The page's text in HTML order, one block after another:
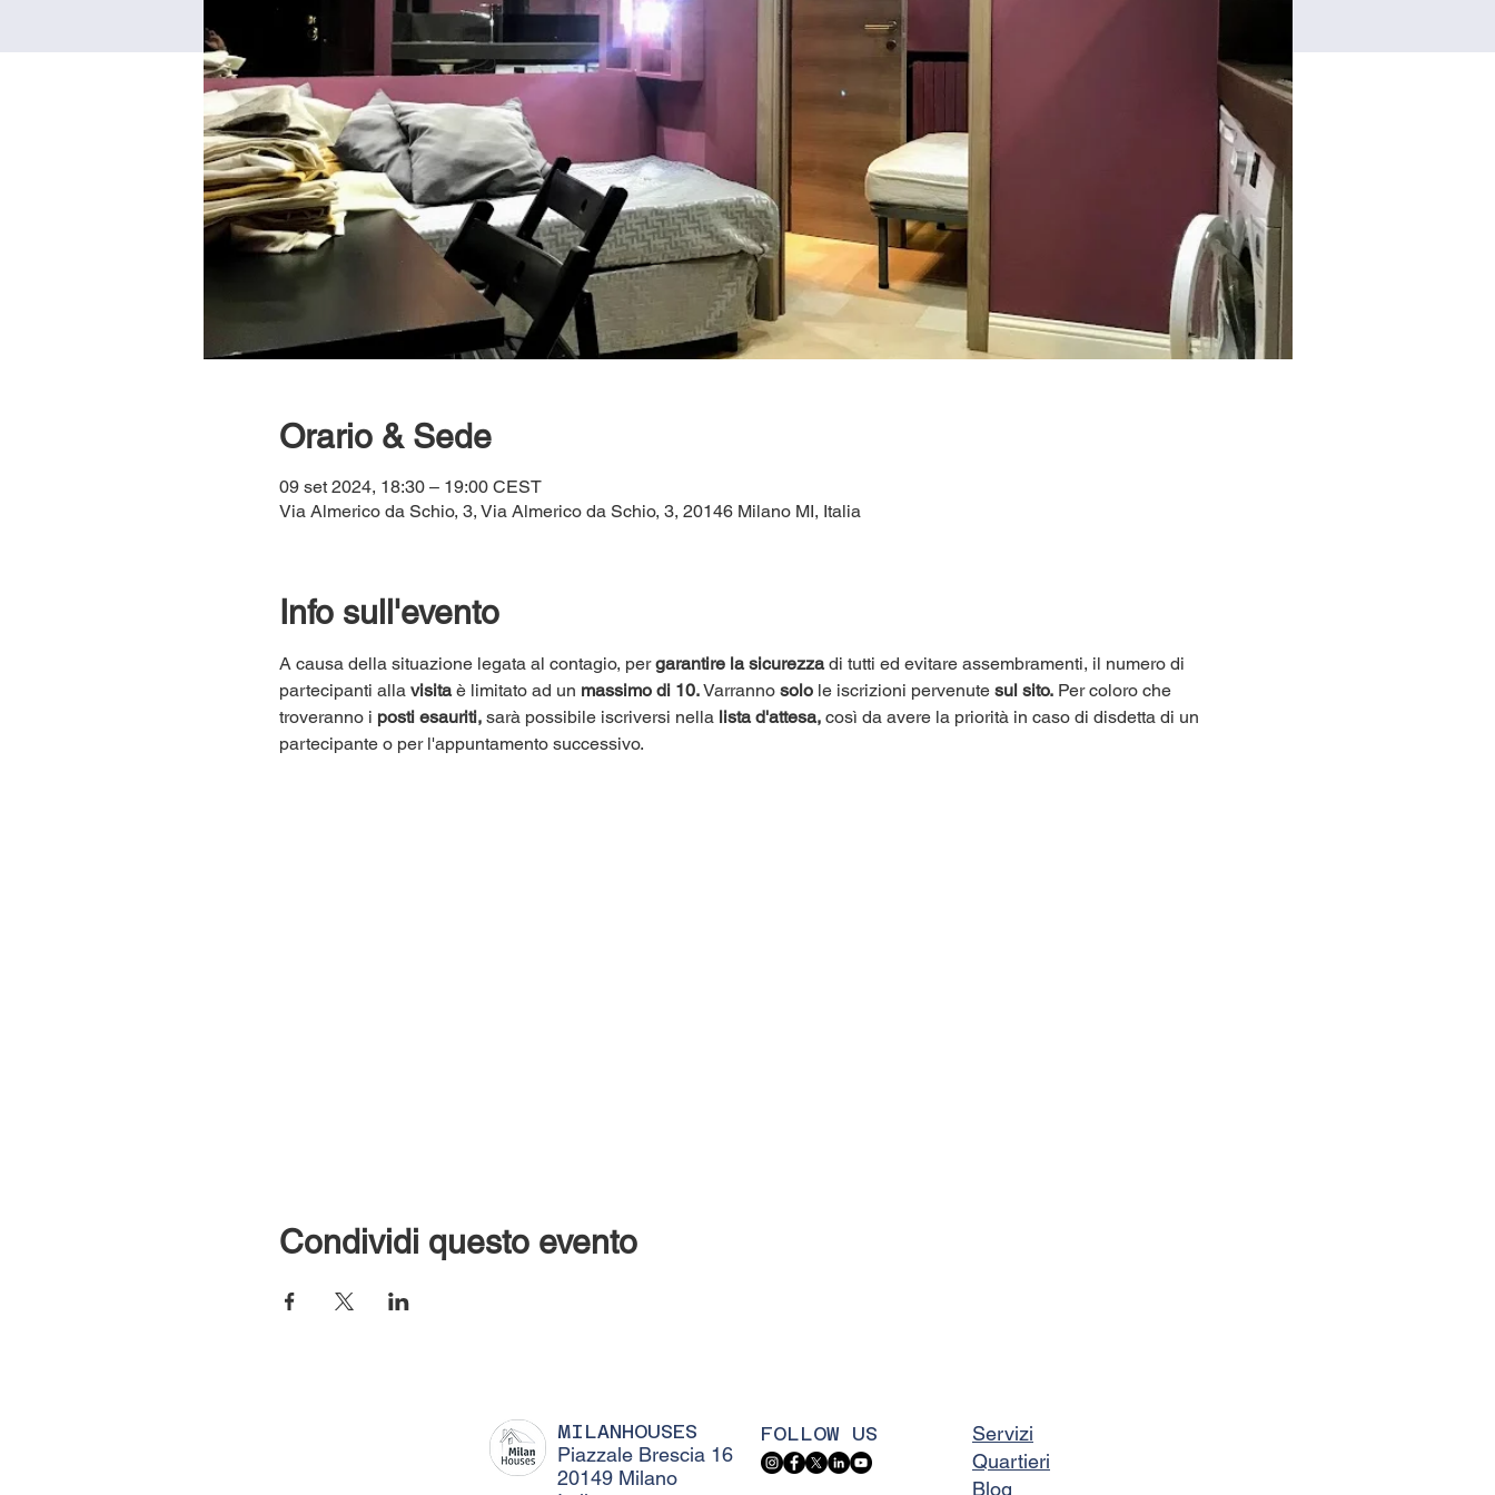
Orario & Sede
09 set 2024, 18:30 – 19:00 CEST
Via Almerico da Schio, 3, Via Almerico da Schio, 3, 20146 Milano MI, Italia
Info sull'evento
A causa della situazione legata al contagio, per garantire la sicurezza di tutti ed evitare assembramenti, il numero di
partecipanti alla visita è limitato ad un massimo di 10. Varranno solo le iscrizioni pervenute sul sito. Per coloro che
troveranno i posti esauriti, sarà possibile iscriversi nella lista d'attesa, così da avere la priorità in caso di disdetta di un
partecipante o per l'appuntamento successivo.
Condividi questo evento
MILANHOUSES
Piazzale Brescia 16
20149 Milano
FOLLOW US
Servizi
Quartieri
Blog